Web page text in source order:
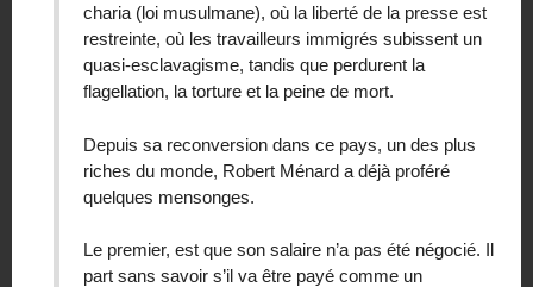
charia (loi musulmane), où la liberté de la presse est
restreinte, où les travailleurs immigrés subissent un
quasi-esclavagisme, tandis que perdurent la
flagellation, la torture et la peine de mort.
Depuis sa reconversion dans ce pays, un des plus
riches du monde, Robert Ménard a déjà proféré
quelques mensonges.
Le premier, est que son salaire n’a pas été négocié. Il
part sans savoir s’il va être payé comme un